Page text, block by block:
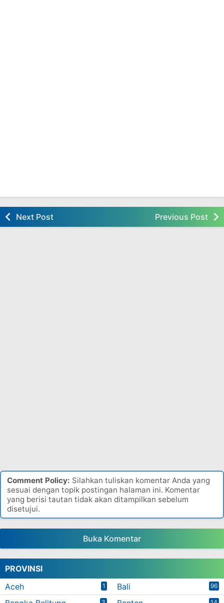
Next Post Previous Post
Comment Policy: Silahkan tuliskan komentar Anda yang
sesuai dengan topik postingan halaman ini. Komentar
yang berisi tautan tidak akan ditampilkan sebelum
disetujui.
Buka Komentar
PROVINSI
Aceh
1 Bali 96